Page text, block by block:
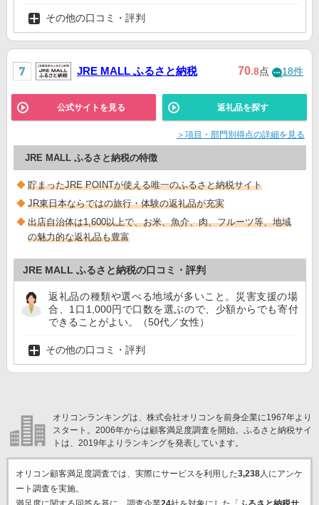
その他の口コミ・評判
JRE MALL ふるさと納税 70.8点 18件
公式サイトを見る 返礼品を探す
＞項目・部門別得点の詳細を見る
JRE MALL ふるさと納税の特徴
貯まったJRE POINTが使える唯一のふるさと納税サイト
JR東日本ならではの旅行・体験の返礼品が充実
出店自治体は1,600以上で、お米、魚介、肉、フルーツ等、地域
の魅力的な返礼品も豊富
JRE MALL ふるさと納税の口コミ・評判
返礼品の種類や選べる地域が多いこと。災害支援の場
合、1口1,000円で口数を選ぶので、少額からでも寄付
できることがよい。（50代／女性）
その他の口コミ・評判
オリコンランキングは、株式会社オリコンを前身企業に1967年より
スタート。2006年からは顧客満足度調査を開始。ふるさと納税サイ
トは、2019年よりランキングを発表しています。
オリコン顧客満足度調査では、実際にサービスを利用した3,238人にアンケ
ート調査を実施。